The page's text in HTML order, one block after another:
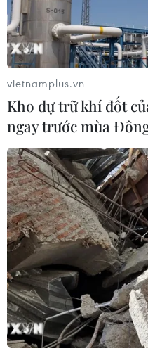
vietnamplus.vn
Kho dự trữ khí đốt
ngay trước mùa